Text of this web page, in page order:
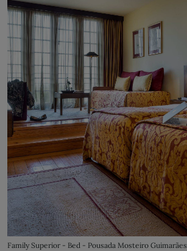
Family Superior - Bed - Pousada Mosteiro Guimarães